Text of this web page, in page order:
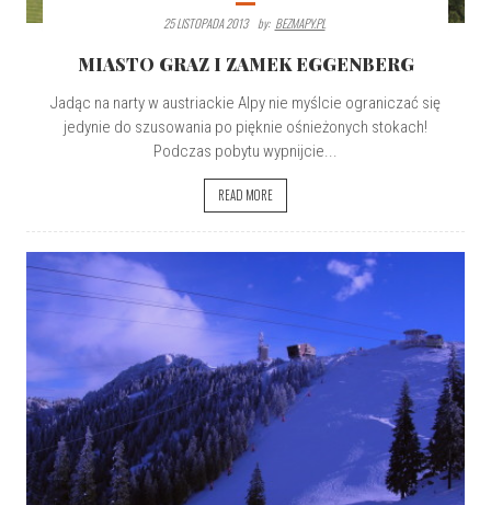
25 LISTOPADA 2013
By: BEZMAPY.PL
MIASTO GRAZ I ZAMEK EGGENBERG
Jadąc na narty w austriackie Alpy nie myślcie ograniczać się
jedynie do szusowania po pięknie ośnieżonych stokach!
Podczas pobytu wypnijcie...
READ MORE